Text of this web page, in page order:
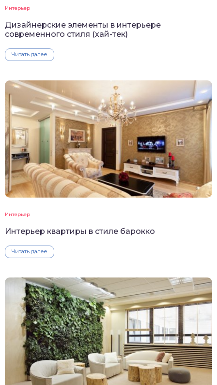
Интерьер
Дизайнерские элементы в интерьере
современного стиля (хай-тек)
Читать далее
Интерьер
Интерьер квартиры в стиле барокко
Читать далее